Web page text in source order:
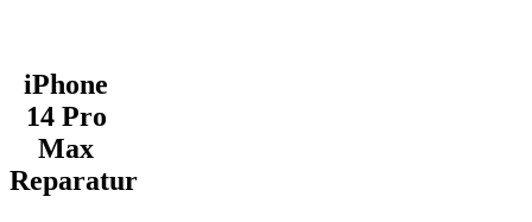
iPhone
14 Pro
Max
Reparatur